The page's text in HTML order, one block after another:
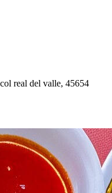
real del valle, 45654